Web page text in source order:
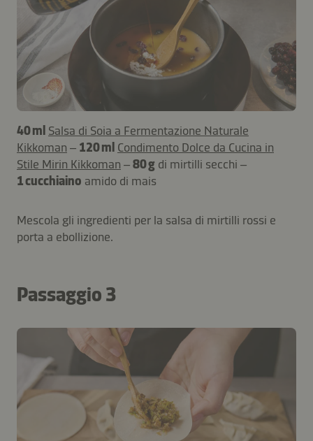
40 ml Salsa di Soia a Fermentazione Naturale
Kikkoman – 120 ml Condimento Dolce da Cucina in
Stile Mirin Kikkoman –80 g di mirtilli secchi –
1 cucchiaino amido di mais
Mescola gli ingredienti per la salsa di mirtilli rossi e
porta a ebollizione.
Passaggio 3